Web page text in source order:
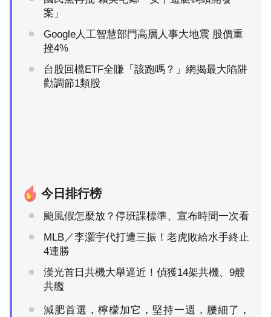
案」
Google人工智慧部門高層人事大地震 股價重
挫4%
台股回檔ETF全賺「該跑嗎？」網揭最大陷阱
勸調節1類股
今日排行榜
颱風假怎麼放？停班課標準、宣布時間一次看
MLB／李灝宇代打遭三振！老虎敗給水手終止
4連勝
漢光首日共機大舉逼近！偵獲14架共機、9艘
共艦
減肥首選，檸檬加它，堅持一週，腰細了，